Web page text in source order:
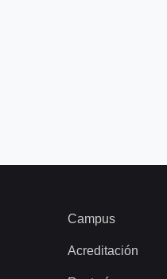
Campus
Acreditación